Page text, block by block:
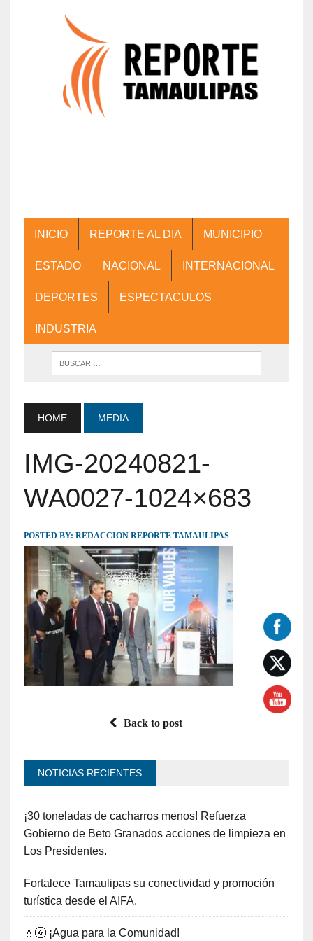
INICIO REPORTE AL DIA MUNICIPIO
ESTADO NACIONAL INTERNACIONAL
DEPORTES ESPECTACULOS
INDUSTRIA
HOME MEDIA
IMG-20240821-
WA0027-1024×683
POSTED BY: REDACCION REPORTE TAMAULIPAS
Back to post
NOTICIAS RECIENTES
¡30 toneladas de cacharros menos! Refuerza
Gobierno de Beto Granados acciones de limpieza en
Los Presidentes.
Fortalece Tamaulipas su conectividad y promoción
turística desde el AIFA.
💧🚰 ¡Agua para la Comunidad!